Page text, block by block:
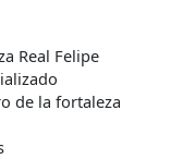
Real Felipe
de la fortaleza